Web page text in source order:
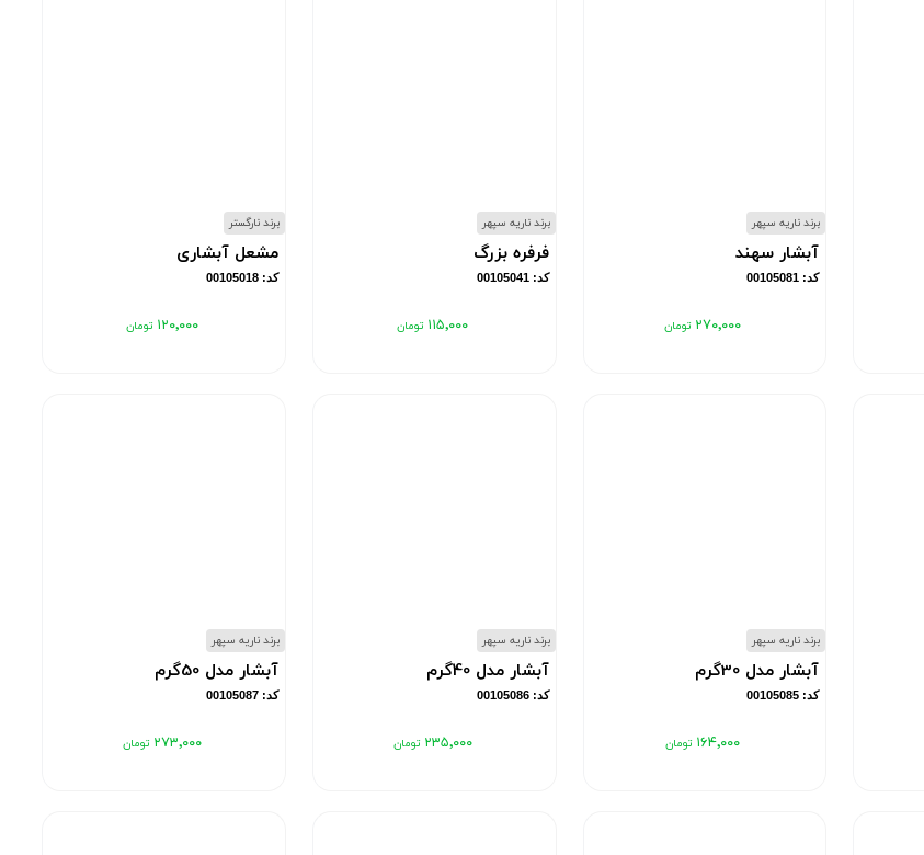
برند ناریه سپهر
آبشار سهند
کد: 00105081
۲۷۰٬۰۰۰
برند ناریه سپهر
فرفره بزرگ
کد: 00105041
۱۱۵٬۰۰۰
برند نارگستر
مشعل آبشاری
کد: 00105018
۱۲۰٬۰۰۰
برند ناریه سپهر
آبشار مدل 30گرم
کد: 00105085
۱۶۴٬۰۰۰
برند ناریه سپهر
آبشار مدل 40گرم
کد: 00105086
۲۳۵٬۰۰۰
برند ناریه سپهر
آبشار مدل 50گرم
کد: 00105087
۲۷۳٬۰۰۰